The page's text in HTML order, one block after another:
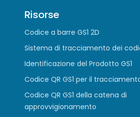
Risorse
Codice a barre GS1 2D
Sistema di tracciamento dei
Identificazione del Prodotto GS1
Codice QR GS1 per il
Codice QR GS1 della catena di
approvvigionamento